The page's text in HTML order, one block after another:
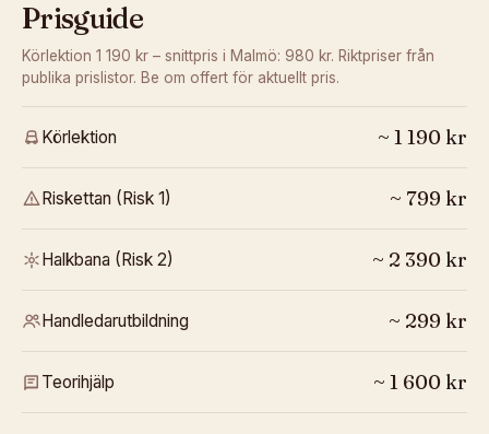
Prisguide
Körlektion 1 190 kr – snittpris i Malmö: 980 kr. Riktpriser från
publika prislistor. Be om offert för aktuellt pris.
Körlektion ~ 1 190 kr
Riskettan (Risk 1) ~ 799 kr
Halkbana (Risk 2) ~ 2 390 kr
Handledarutbildning ~ 299 kr
Teorihjälp ~ 1 600 kr